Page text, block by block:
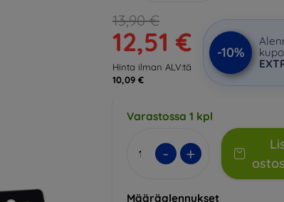
13,90 €
12,51 €
Hinta ilman ALV:tä
10,09 €
-10%
Varastossa 1 kpl
- +
Määräalennukset